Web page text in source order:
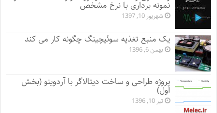
نمونه برداری با نرخ مشخص
شهریور 10, 1397
یک منبع تغذیه سوئیچینگ چگونه کار می کند
بهمن 6, 1396
پروژه طراحی و ساخت دیتالاگر با آردوینو (بخش
اول)
تیر 10, 1396